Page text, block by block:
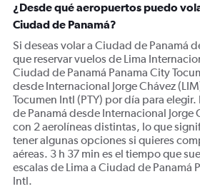
¿Desde qué aeropuertos puedo
Ciudad de Panamá?
Si deseas volar a Ciudad de Panamá
que reservar vuelos de Lima
Ciudad de Panamá Panama City
desde Internacional Jorge Chávez
Tocumen Intl (PTY) por día para
de Panamá desde Internacional Jorge
con 2 aerolíneas distintas, lo que
tener algunas opciones si quieres
aéreas. 3 h 37 min es el tiempo que
escalas de Lima a Ciudad de Panamá
Intl.